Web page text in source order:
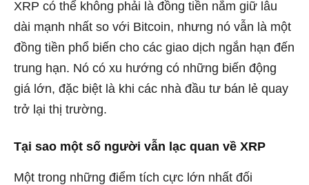
XRP có thể không phải là đồng tiền nắm giữ lâu
dài mạnh nhất so với Bitcoin, nhưng nó vẫn là một
đồng tiền phổ biến cho các giao dịch ngắn hạn đến
trung hạn. Nó có xu hướng có những biến động
giá lớn, đặc biệt là khi các nhà đầu tư bán lẻ quay
trở lại thị trường.
Tại sao một số người vẫn lạc quan về XRP
Một trong những điểm tích cực lớn nhất đối